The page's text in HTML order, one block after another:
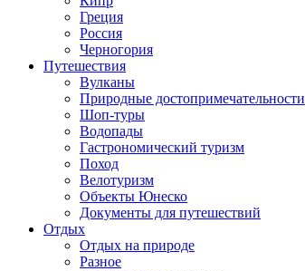
Греция
Россия
Черногория
Путешествия
Вулканы
Природные достопримечательности
Шоп-туры
Водопады
Гастрономический туризм
Поход
Велотуризм
Объекты Юнеско
Документы для путешествий
Отдых
Отдых на природе
Разное